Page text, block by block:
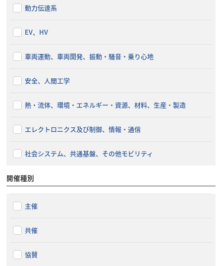
動力伝達系
EV、HV
車両運動、車両開発、振動・騒音・乗り心地
安全、人間工学
熱・流体、環境・エネルギー・資源、材料、生産・製造
エレクトロニクス及び制御、情報・通信
社会システム、共通基盤、その他モビリティ
開催種別
主催
共催
協賛